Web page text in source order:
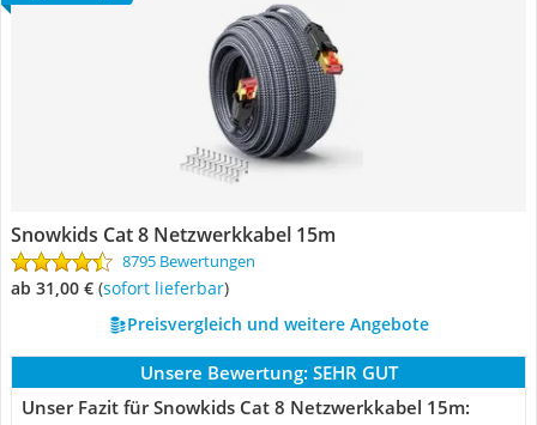
Snowkids Cat 8 Netzwerkkabel 15m
8795 Bewertungen
ab 31,00 € ( Sofort lieferbar)
Preisvergleich und weitere Angebote
Unsere Bewertung: SEHR GUT
Unser Fazit für Snowkids Cat 8 Netzwerkkabel 15m: